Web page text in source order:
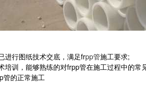
进行图纸技术交底，满足frpp管施工要求;
培训，能够熟练的对frpp管在施工过程中的常
管的正常施工